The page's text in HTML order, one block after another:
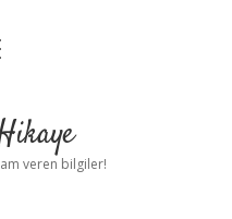
veren bilgiler!